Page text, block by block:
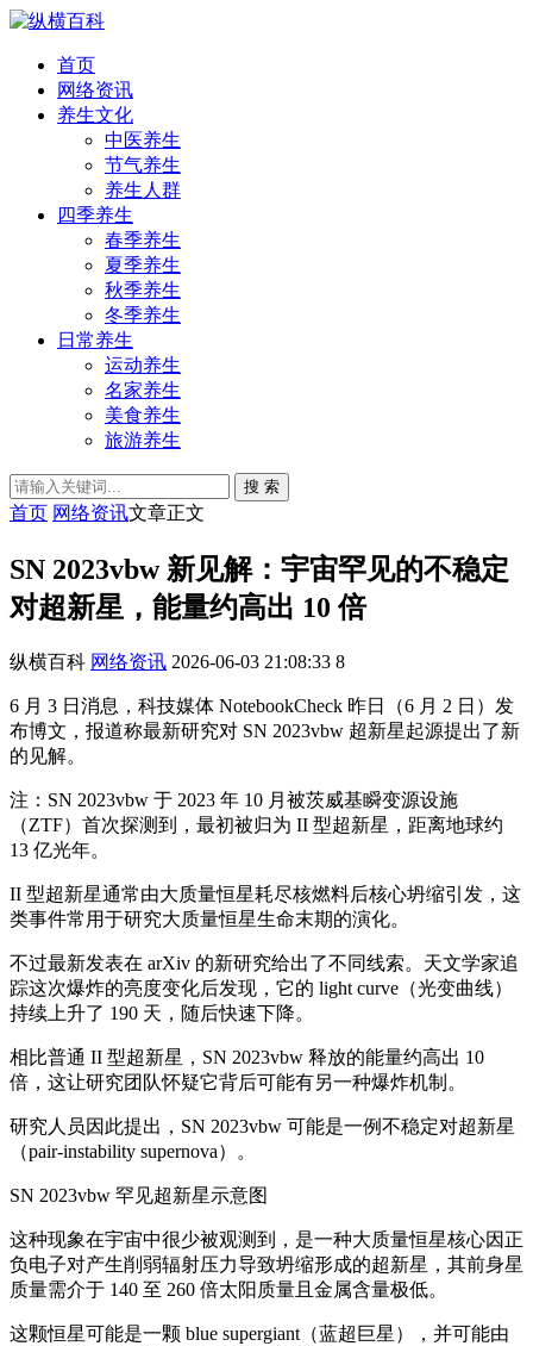
首页
网络资讯
养生文化
中医养生
节气养生
养生人群
四季养生
春季养生
夏季养生
秋季养生
冬季养生
日常养生
运动养生
名家养生
美食养生
旅游养生
搜 索
首页 网络资讯文章正文
SN 2023vbw 新见解：宇宙罕见的不稳定
对超新星，能量约高出 10 倍
纵横百科 网络资讯 2026-06-03 21:08:33 8
6 月 3 日消息，科技媒体 NotebookCheck 昨日（6 月 2 日）发
布博文，报道称最新研究对 SN 2023vbw 超新星起源提出了新
的见解。
注：SN 2023vbw 于 2023 年 10 月被茨威基瞬变源设施
（ZTF）首次探测到，最初被归为 II 型超新星，距离地球约
13 亿光年。
II 型超新星通常由大质量恒星耗尽核燃料后核心坍缩引发，这
类事件常用于研究大质量恒星生命末期的演化。
不过最新发表在 arXiv 的新研究给出了不同线索。天文学家追
踪这次爆炸的亮度变化后发现，它的 light curve（光变曲线）
持续上升了 190 天，随后快速下降。
相比普通 II 型超新星，SN 2023vbw 释放的能量约高出 10
倍，这让研究团队怀疑它背后可能有另一种爆炸机制。
研究人员因此提出，SN 2023vbw 可能是一例不稳定对超新星
（pair-instability supernova）。
SN 2023vbw 罕见超新星示意图
这种现象在宇宙中很少被观测到，是一种大质量恒星核心因正
负电子对产生削弱辐射压力导致坍缩形成的超新星，其前身星
质量需介于 140 至 260 倍太阳质量且金属含量极低。
这颗恒星可能是一颗 blue supergiant（蓝超巨星），并可能由